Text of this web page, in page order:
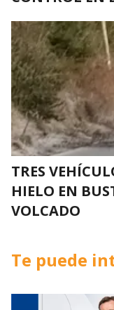
TRES
HIELO EN
VOLCADO
Te puede